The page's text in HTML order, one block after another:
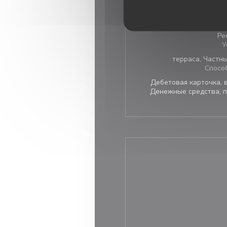
терраса,
Дебетовая карточка,
Денежные средства,